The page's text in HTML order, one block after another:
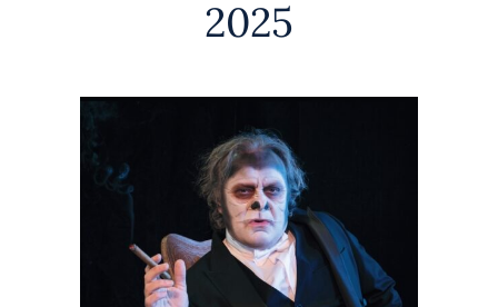
2025